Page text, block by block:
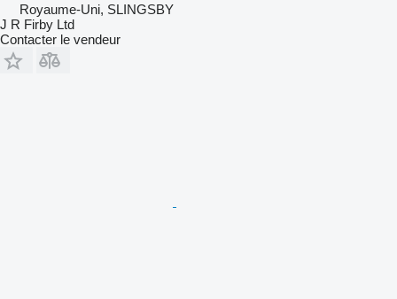
Royaume-Uni, SLINGSBY
J R Firby Ltd
Contacter le vendeur